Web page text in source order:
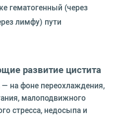
гематогенный (через
лимфу) пути
развитие цистита
на фоне переохлаждения,
малоподвижного
стресса, недосыпа и